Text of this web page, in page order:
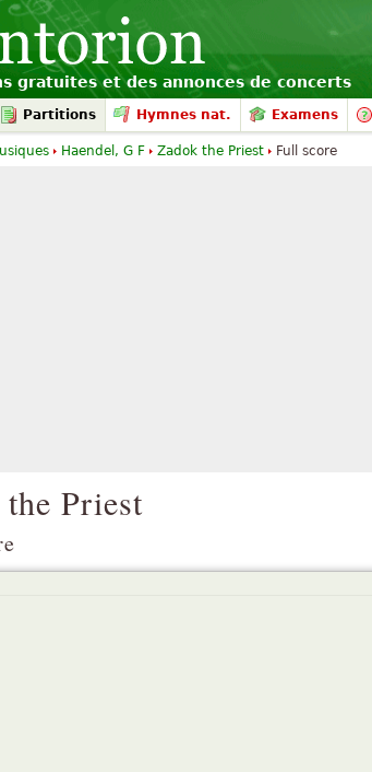
gratuites et des annonces de concerts
Partitions Hymnes nat. Examens
Priest
Haendel, G F Zadok the Priest Full score